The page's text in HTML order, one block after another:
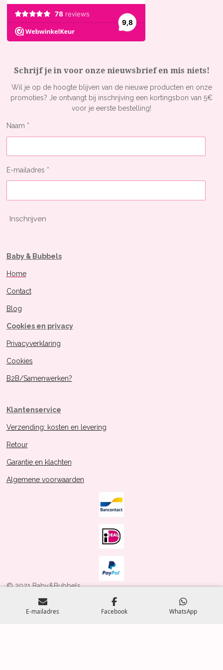
Schrijf je in voor onze nieuwsbrief en mis niets!
Wil je op de hoogte blijven van de nieuwe producten en onze
promoties? Je ontvangt bij inschrijving een kortingsbon van 5€
voor je eerste bestelling!
Naam *
E-mailadres *
Inschrijven
Baby & Bubbels
Home
Contact
Blog
Cookies en privacy
Privacyverklaring
Cookies
B2B/Samenwerken?
Klantenservice
Verzending: kosten en levering
Retour
Garantie en klachten
Algemene voorwaarden
© 2021 Baby&Bubbels
Powered byJouwWeb
E-mailadres Facebook WhatsApp